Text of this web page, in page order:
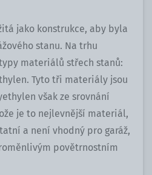
jako konstrukce, aby byla
stanu. Na trhu
materiálů střech stanů:
Tyto tři materiály jsou
však ze srovnání
je to nejlevnější materiál,
a není vhodný pro garáž,
povětrnostním